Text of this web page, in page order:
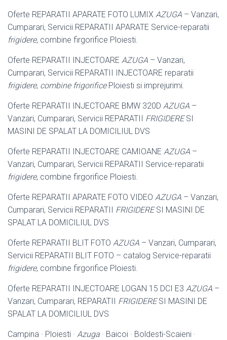
Oferte REPARATII APARATE FOTO LUMIX AZUGA – Vanzari,
Cumparari, Servicii REPARATII APARATE Service-reparatii
frigidere, combine firgorifice Ploiesti.
Oferte REPARATII INJECTOARE AZUGA – Vanzari,
Cumparari, Servicii REPARATII INJECTOARE reparatii
frigidere, combine frigorificePloiesti si imprejurimi.
Oferte REPARATII INJECTOARE BMW 320D AZUGA –
Vanzari, Cumparari, Servicii REPARATII FRIGIDERESI
MASINI DE SPALAT LA DOMICILIUL DVS
Oferte REPARATII INJECTOARE CAMIOANE AZUGA –
Vanzari, Cumparari, Servicii REPARATII Service-reparatii
frigidere, combine firgorifice Ploiesti.
Oferte REPARATII APARATE FOTO VIDEO AZUGA – Vanzari,
Cumparari, Servicii REPARATII FRIGIDERESI MASINI DE
SPALAT LA DOMICILIUL DVS
Oferte REPARATII BLIT FOTO AZUGA – Vanzari, Cumparari,
Servicii REPARATII BLIT FOTO – catalog Service-reparatii
frigidere, combine firgorifice Ploiesti.
Oferte REPARATII INJECTOARE LOGAN 15 DCI E3 AZUGA –
Vanzari, Cumparari, REPARATII FRIGIDERESI MASINI DE
SPALAT LA DOMICILIUL DVS
Campina · Ploiesti · Azuga · Baicoi · Boldesti-Scaieni ·